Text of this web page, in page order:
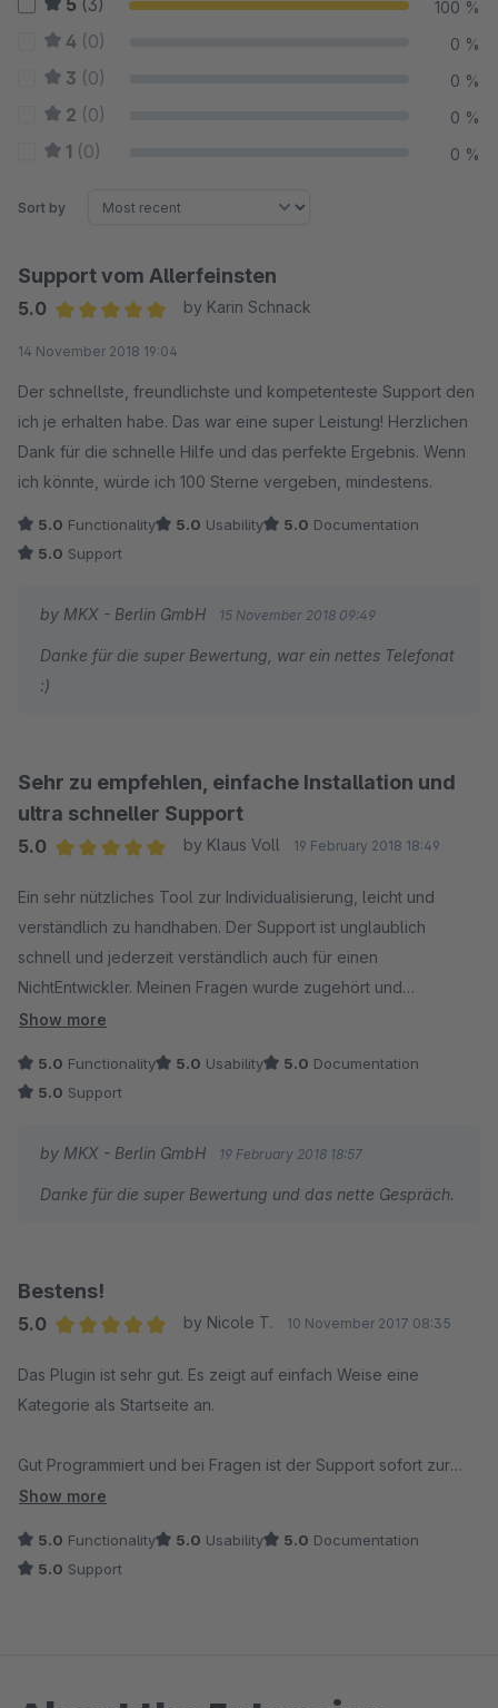
5 (3) 100 %
4 (0) 0 %
3 (0) 0 %
2 (0) 0 %
1 (0) 0 %
Sort by
Support vom Allerfeinsten
5.0
by Karin Schnack
14 November 2018 19:04
Der schnellste, freundlichste und kompetenteste Support den
ich je erhalten habe. Das war eine super Leistung! Herzlichen
Dank für die schnelle Hilfe und das perfekte Ergebnis. Wenn
ich könnte, würde ich 100 Sterne vergeben, mindestens.
5.0 Functionality 5.0 Usability 5.0 Documentation
5.0 Support
by MKX - Berlin GmbH 15 November 2018 09:49
Danke für die super Bewertung, war ein nettes Telefonat
:)
Sehr zu empfehlen, einfache Installation und
ultra schneller Support
5.0
by Klaus Voll 19 February 2018 18:49
Ein sehr nützliches Tool zur Individualisierung, leicht und
verständlich zu handhaben. Der Support ist unglaublich
schnell und jederzeit verständlich auch für einen
NichtEntwickler. Meinen Fragen wurde zugehört und
verständlich und kompetent geantwortet.
Show more
5.0 Functionality 5.0 Usability 5.0 Documentation
5.0 Support
by MKX - Berlin GmbH 19 February 2018 18:57
Danke für die super Bewertung und das nette Gespräch.
Bestens!
5.0
by Nicole T. 10 November 2017 08:35
Das Plugin ist sehr gut. Es zeigt auf einfach Weise eine
Kategorie als Startseite an.
Gut Programmiert und bei Fragen ist der Support sofort zur
Stelle.
Show more
5.0 Functionality 5.0 Usability 5.0 Documentation
5.0 Support